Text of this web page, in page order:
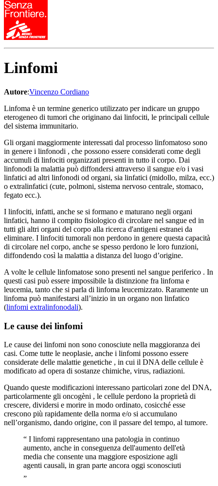
Linfomi
Autore:Vincenzo Cordiano
Linfoma è un termine generico utilizzato per indicare un gruppo
eterogeneo di tumori che originano dai linfociti, le principali cellule
del sistema immunitario.
Gli organi maggiormente interessati dal processo linfomatoso sono
in genere i linfonodi , che possono essere considerati come degli
accumuli di linfociti organizzati presenti in tutto il corpo. Dai
linfonodi la malattia può diffondersi attraverso il sangue e/o i vasi
linfatici ad altri linfonodi od organi, sia linfatici (midollo, milza, ecc.)
o extralinfatici (cute, polmoni, sistema nervoso centrale, stomaco,
fegato ecc.).
I linfociti, infatti, anche se si formano e maturano negli organi
linfatici, hanno il compito fisiologico di circolare nel sangue ed in
tutti gli altri organi del corpo alla ricerca d'antigeni estranei da
eliminare. I linfociti tumorali non perdono in genere questa capacità
di circolare nel corpo, anche se spesso perdono le loro funzioni,
diffondendo così la malattia a distanza del luogo d’origine.
A volte le cellule linfomatose sono presenti nel sangue periferico . In
questi casi può essere impossibile la distinzione fra linfoma e
leucemia, tanto che si parla di linfoma leucemizzato. Raramente un
linfoma può manifestarsi all’inizio in un organo non linfatico
(linfomi extralinfonodali).
Le cause dei linfomi
Le cause dei linfomi non sono conosciute nella maggioranza dei
casi. Come tutte le neoplasie, anche i linfomi possono essere
considerate delle malattie genetiche , in cui il DNA delle cellule è
modificato ad opera di sostanze chimiche, virus, radiazioni.
Quando queste modificazioni interessano particolari zone del DNA,
particolarmente gli oncogèni , le cellule perdono la proprietà di
crescere, dividersi e morire in modo ordinato, cosicché esse
crescono più rapidamente della norma e/o si accumulano
nell’organismo, dando origine, con il passare del tempo, al tumore.
“ I linfomi rappresentano una patologia in continuo
aumento, anche in conseguenza dell'aumento dell'età
media che consente una maggiore esposizione agli
agenti causali, in gran parte ancora oggi sconosciuti
„